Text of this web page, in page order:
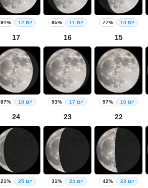
יום 10 77% יום 11 85% יום 12 91%
15
יום 16 97%
16
יום 17 93%
17
יום 18 87%
22
יום 23 42%
23
יום 24 31%
24
יום 25 21%